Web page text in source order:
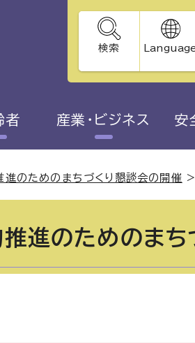
検索
者 産業・ビジネス 安
進のためのまちづくり懇談会の開催
進のためのまち